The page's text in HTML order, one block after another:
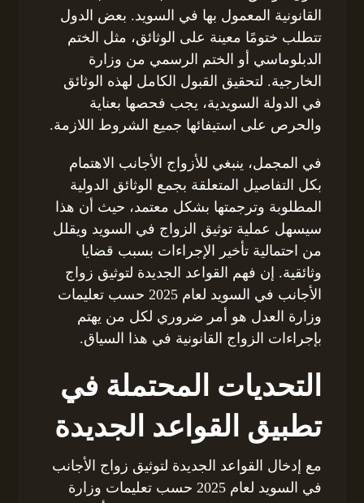
القانونية المعمول بها في السويد. بعض الدول
تتطلب ختومًا معينة على الوثائق، مثل الختم
الدبلوماسي أو الختم الرسمي من وزارة
الخارجية. لتحقيق القبول الكامل لهذه الوثائق
في الدولة السويدية، يجب فحصها بعناية
والحرص على استيفائها جميع الشروط اللازمة.
في المجمل، ينبغي للأزواج الأجانب الاهتمام
بكل التفاصيل المتعلقة بجمع الوثائق الدولية
المطلوبة وترجمتها بشكل معتمد، حيث أن هذا
سيسهل عملية توثيق الزواج في السويد ويقلل
من احتمالية تأخير الإجراءات بسبب قضايا
وثائقية. إن فهم القواعد الجديدة لتوثيق زواج
الأجانب في السويد لعام 2025 حسب تعليمات
وزارة العدل هو أمر ضروري لكل من يهتم
بإجراءات الزواج القانونية في هذا السياق.
التحديات المحتملة في
تطبيق القواعد الجديدة
مع إدخال القواعد الجديدة لتوثيق زواج الأجانب
في السويد لعام 2025 حسب تعليمات وزارة